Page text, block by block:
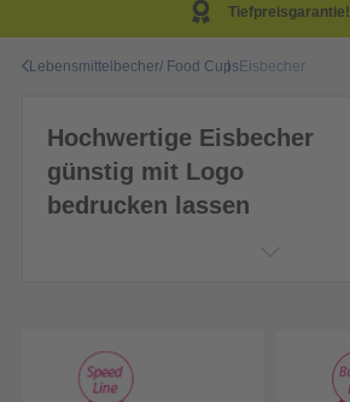
Tiefpreisgarantie!
Lebensmittelbecher/ Food CupsEisbecher
Hochwertige Eisbecher
günstig mit Logo
bedrucken lassen